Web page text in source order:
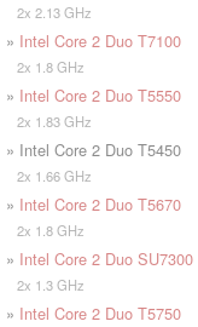
2x 2.13 GHz
» Intel Core 2 Duo T7100
2x 1.8 GHz
» Intel Core 2 Duo T5550
2x 1.83 GHz
» Intel Core 2 Duo T5450
2x 1.66 GHz
» Intel Core 2 Duo T5670
2x 1.8 GHz
» Intel Core 2 Duo SU7300
2x 1.3 GHz
» Intel Core 2 Duo T5750